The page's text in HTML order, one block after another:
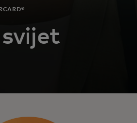
svijet